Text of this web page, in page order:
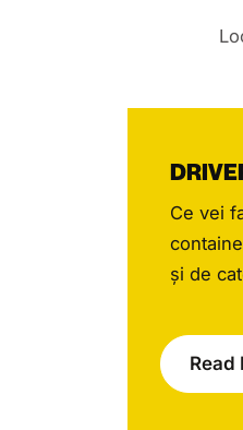
Ce vei
și de
zona
fiecare
Read